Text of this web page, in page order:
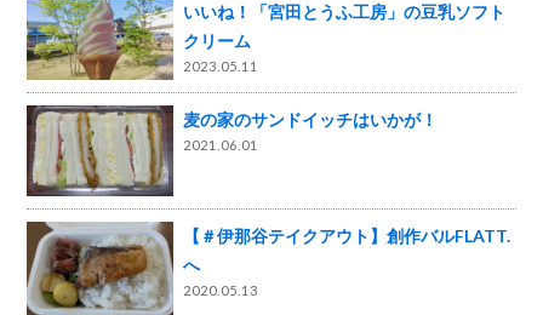
いいね！「宮田とうふ工房」の豆乳ソフト
クリーム
2023.05.11
麦の家のサンドイッチはいかが！
2021.06.01
【＃伊那谷テイクアウト】創作バルFLATT.
へ
2020.05.13